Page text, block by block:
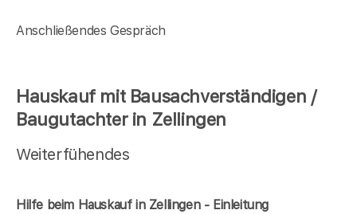
Anschließendes Gespräch
Hauskauf mit Bausachverständigen /
Baugutachter in Zellingen
Weiterfühendes
Hilfe beim Hauskauf in Zellingen - Einleitung